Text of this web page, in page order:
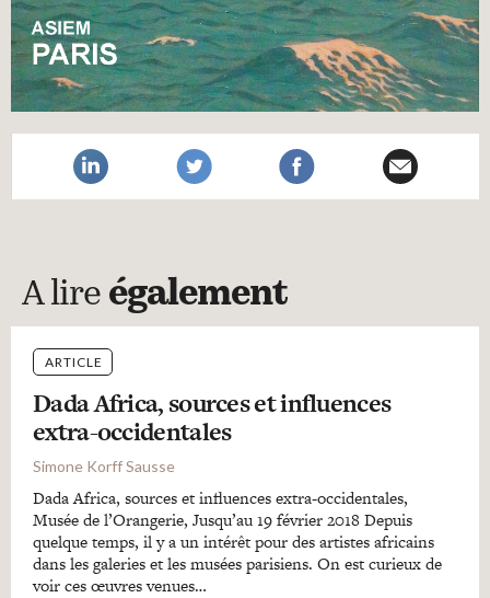
A lire également
ARTICLE
Dada Africa, sources et influences
extra-occidentales
Simone Korff Sausse
Dada Africa, sources et influences extra-occidentales,
Musée de l’Orangerie, Jusqu’au 19 février 2018 Depuis
quelque temps, il y a un intérêt pour des artistes africains
dans les galeries et les musées parisiens. On est curieux de
voir ces œuvres venues…